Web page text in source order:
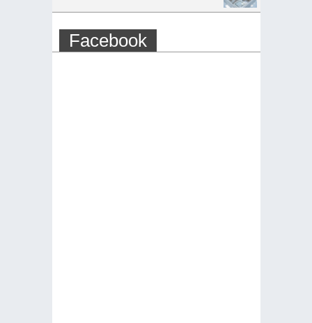
Facebook